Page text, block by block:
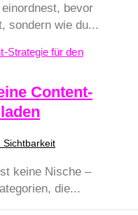
bevor
sondern wie du...
Content-
Sichtbarkeit
keine Nische –
die...